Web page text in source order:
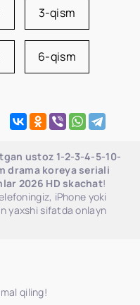
3-qism
6-qism
ustoz 1-2-3-4-5-10-
drama koreya seriali
2026 HD skachat!
iPhone yoki
yaxshi sifatda onlayn
qiling!